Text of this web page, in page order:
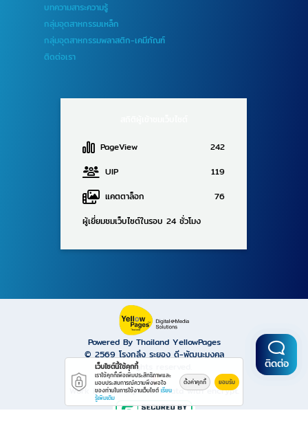
บทความสาระความรู้
กลุ่มอุตสาหกรรมเหล็ก
กลุ่มอุตสาหกรรมพลาสติก-เคมีภัณฑ์
ติดต่อเรา
PageView
242
UIP
119
แคตตาล็อก
76
ผู้เยี่ยมชมเว็บไซต์ในรอบ 24 ชั่วโมง
Powered By Thailand YellowPages
© 2569โรงกลึง ระยอง ดี-พัฒนะมงคล
All rights reserved.
Work is secure protect data with encrypt.
ติดต่อ
เว็บไซต์นี้ใช้คุกกี้
เราใช้คุกกี้เพื่อเพิ่มประสิทธิภาพและ
มอบประสบการณ์ความพึงพอใจ
ของท่านในการใช้งานเว็บไซต์ เรียน
รู้เพิ่มเติม
ตั้งค่าคุกกี้ ยอมรับ